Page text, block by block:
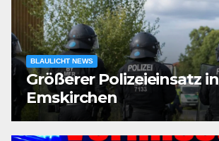
BLAULICHT NEWS
Größerer Polizeieinsatz in
Emskirchen